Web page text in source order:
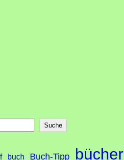
Suche
buch Buch-Tipp bücher